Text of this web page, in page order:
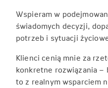
Wspieram w
świadomych decyzji,
potrzeb i sytuacji
Klienci cenią mnie za
konkretne rozwiązania –
to z realnym wsparciem